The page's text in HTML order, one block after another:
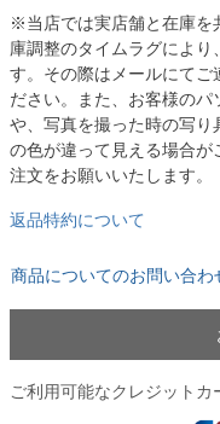
※当店では実店舗と在庫を
庫調整のタイムラグにより
す。その際はメールにてご
ださい。また、お客様の
や、写真を撮った時の写り
の色が違って見える場合
注文をお願いいたします。
返品特約について
商品についてのお問い合わ
ご利用可能なクレジットカ